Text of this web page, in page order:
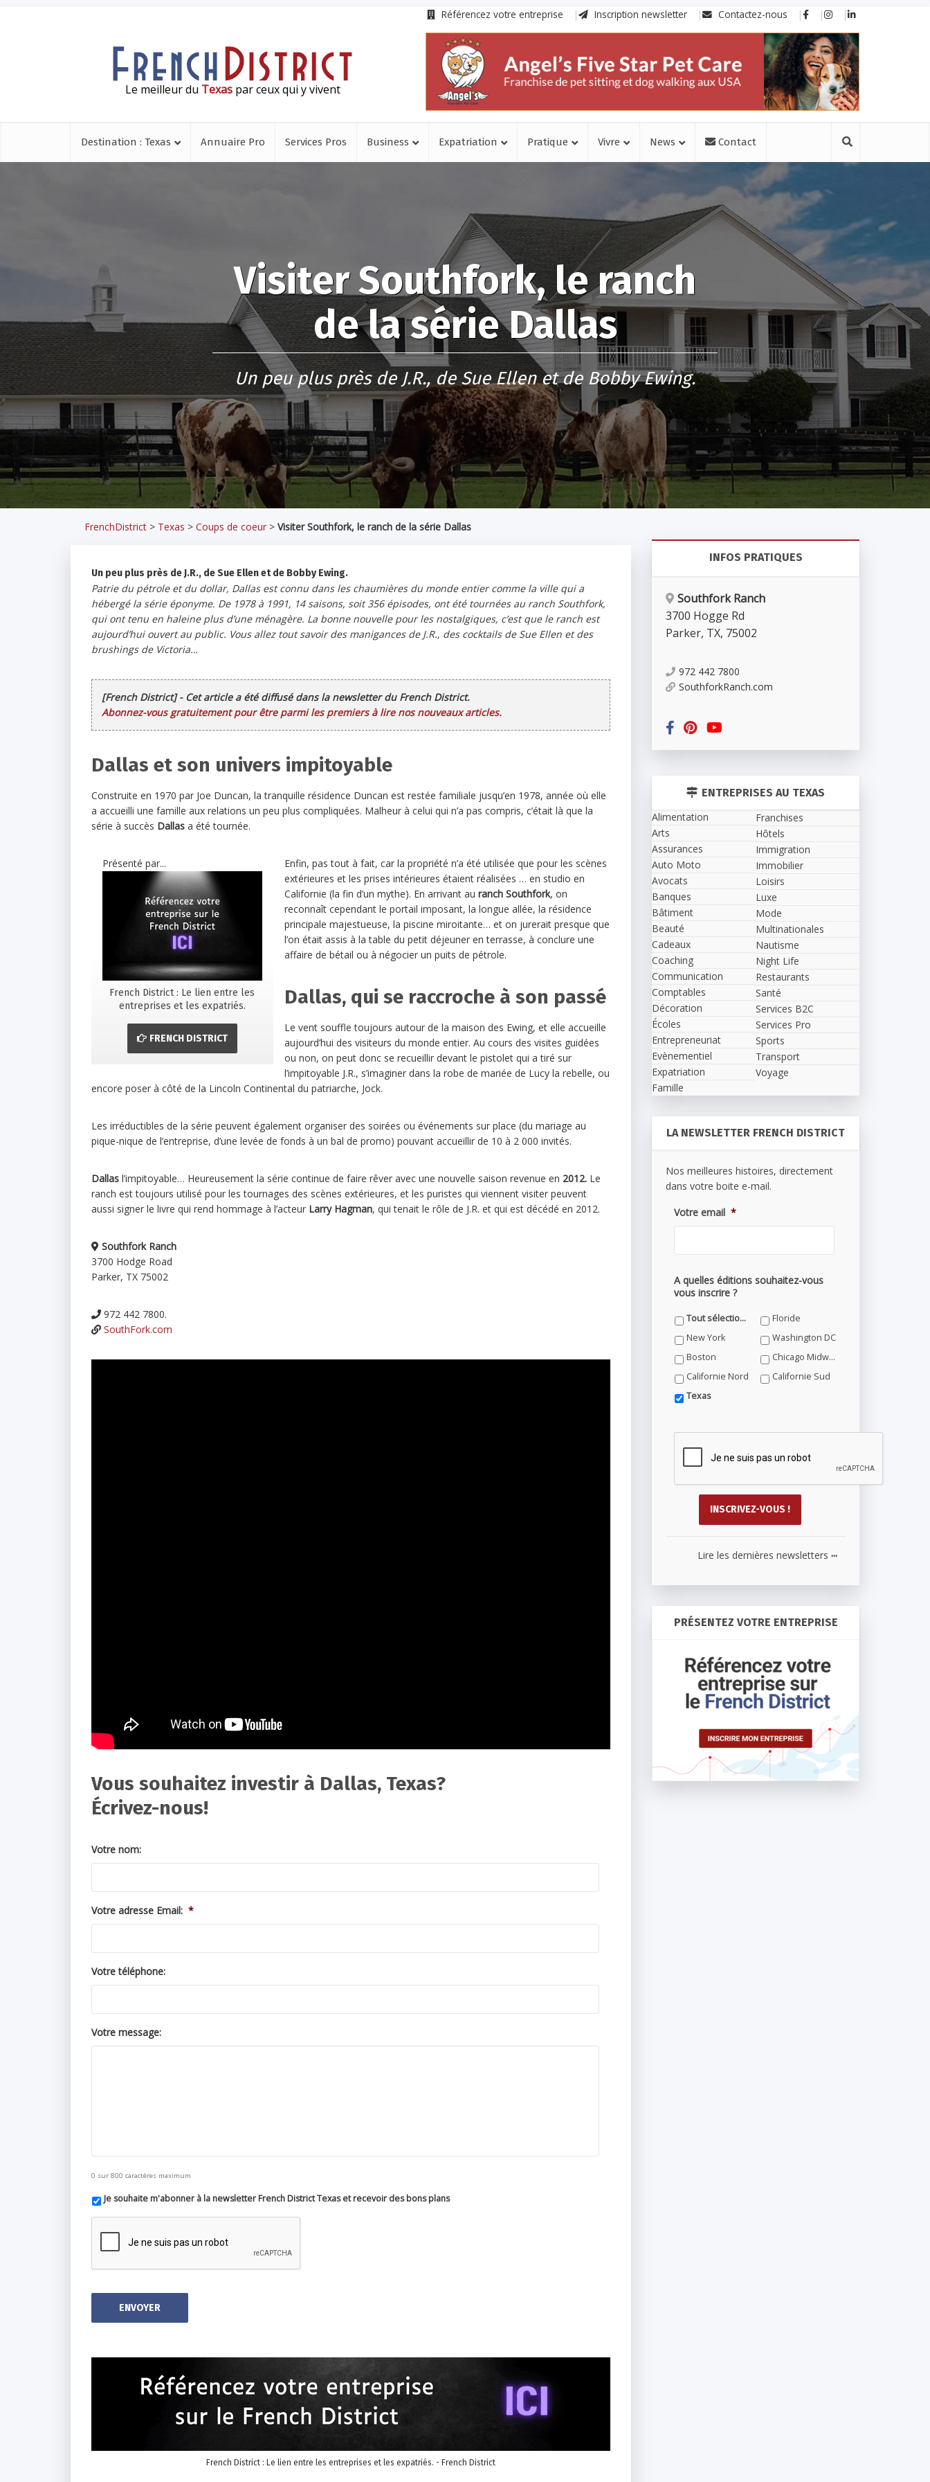
Référencez votre entreprise Inscription newsletter Contactez-nous
Le meilleur du Texaspar ceux qui y vivent
Destination : Texas Annuaire Pro Services Pros Business Expatriation Pratique Vivre News Contact
Visiter Southfork, le ranch
de la série Dallas
Un peu plus près de J.R., de Sue Ellen et de Bobby Ewing.
FrenchDistrict > Texas > Coups de coeur > Visiter Southfork, le ranch de la série Dallas
Un peu plus près de J.R., de Sue Ellen et de Bobby Ewing.
Patrie du pétrole et du dollar, Dallas est connu dans les chaumières du monde entier comme la ville qui a
hébergé la série éponyme. De 1978 à 1991, 14 saisons, soit 356 épisodes, ont été tournées au ranch Southfork,
qui ont tenu en haleine plus d’une ménagère. La bonne nouvelle pour les nostalgiques, c’est que le ranch est
aujourd’hui ouvert au public. Vous allez tout savoir des manigances de J.R., des cocktails de Sue Ellen et des
brushings de Victoria…
[French District] - Cet article a été diffusé dans la newsletter du French District.
Abonnez-vous gratuitement pour être parmi les premiers à lire nos nouveaux articles.
Dallas et son univers impitoyable
Construite en 1970 par Joe Duncan, la tranquille résidence Duncan est restée familiale jusqu’en 1978, année où elle
a accueilli une famille aux relations un peu plus compliquées. Malheur à celui qui n’a pas compris, c’était là que la
série à succès Dallas a été tournée.
Présenté par...
French District : Le lien entre les
entreprises et les expatriés.
FRENCH DISTRICT
Enfin, pas tout à fait, car la propriété n’a été utilisée que pour les scènes
extérieures et les prises intérieures étaient réalisées … en studio en
Californie (la fin d’un mythe). En arrivant au ranch Southfork, on
reconnaît cependant le portail imposant, la longue allée, la résidence
principale majestueuse, la piscine miroitante… et on jurerait presque que
l’on était assis à la table du petit déjeuner en terrasse, à conclure une
affaire de bétail ou à négocier un puits de pétrole.
Dallas, qui se raccroche à son passé
Le vent souffle toujours autour de la maison des Ewing, et elle accueille
aujourd’hui des visiteurs du monde entier. Au cours des visites guidées
ou non, on peut donc se recueillir devant le pistolet qui a tiré sur
l’impitoyable J.R., s’imaginer dans la robe de mariée de Lucy la rebelle, ou
encore poser à côté de la Lincoln Continental du patriarche, Jock.
Les irréductibles de la série peuvent également organiser des soirées ou événements sur place (du mariage au
pique-nique de l’entreprise, d’une levée de fonds à un bal de promo) pouvant accueillir de 10 à 2 000 invités.
Dallas l’impitoyable… Heureusement la série continue de faire rêver avec une nouvelle saison revenue en 2012. Le
ranch est toujours utilisé pour les tournages des scènes extérieures, et les puristes qui viennent visiter peuvent
aussi signer le livre qui rend hommage à l’acteur Larry Hagman, qui tenait le rôle de J.R. et qui est décédé en 2012.
Southfork Ranch
3700 Hodge Road
Parker, TX 75002
972 442 7800.
SouthFork.com
Vous souhaitez investir à Dallas, Texas?
Écrivez-nous!
Votre nom:
Votre adresse Email: *
Votre téléphone:
Votre message:
0 sur 800 caractères maximum
Je souhaite m'abonner à la newsletter French District Texas et recevoir des bons plans
French District : Le lien entre les entreprises et les expatriés. - French District
INFOS PRATIQUES
Southfork Ranch
3700 Hogge Rd
Parker, TX, 75002
972 442 7800
SouthforkRanch.com
ENTREPRISES AU TEXAS
Alimentation
Arts
Assurances
Auto Moto
Avocats
Banques
Bâtiment
Beauté
Cadeaux
Coaching
Communication
Comptables
Décoration
Écoles
Entrepreneuriat
Evènementiel
Expatriation
Famille
Franchises
Hôtels
Immigration
Immobilier
Loisirs
Luxe
Mode
Multinationales
Nautisme
Night Life
Restaurants
Santé
Services B2C
Services Pro
Sports
Transport
Voyage
LA NEWSLETTER FRENCH DISTRICT
Nos meilleures histoires, directement
dans votre boite e-mail.
Votre email *
A quelles éditions souhaitez-vous
vous inscrire ?
Tout sélectionner
Floride
New York
Washington DC
Boston
Chicago Midwest
Californie Nord
Californie Sud
Texas
Lire les dernières newsletters ...
PRÉSENTEZ VOTRE ENTREPRISE